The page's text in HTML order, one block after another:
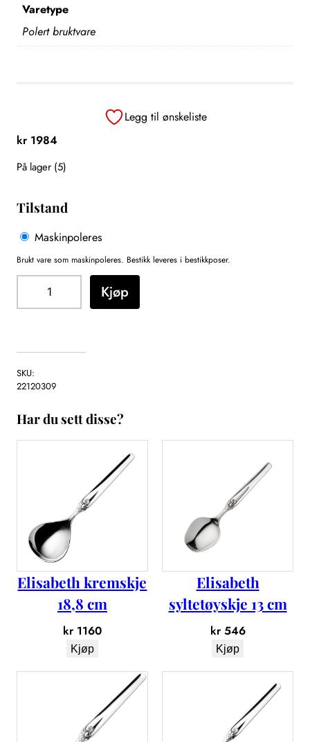
Varetype
Polert bruktvare
Legg til ønskeliste
kr 1984
På lager (5)
Tilstand
Maskinpoleres
Brukt vare som maskinpoleres. Bestikk leveres i bestikkposer.
E
a
e
h
s
Kjøp
SKU:
22120309
Har du sett disse?
Elisabeth kremskje
18,8 cm
kr1160
Kjøp
Elisabeth
syltetøyskje 13 cm
kr546
Kjøp